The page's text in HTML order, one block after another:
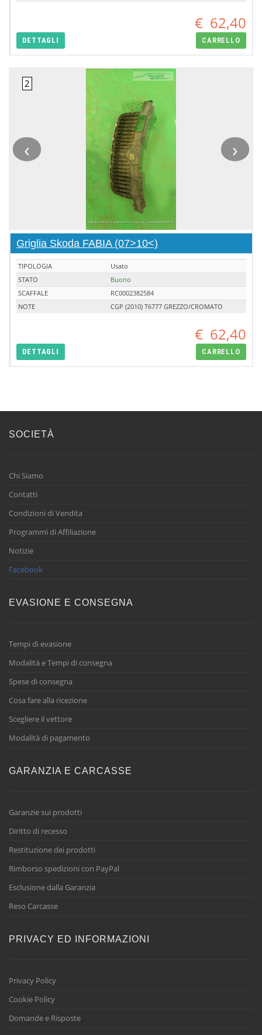
€ 62,40
DETTAGLI CARRELLO
‹ ›
Griglia Skoda FABIA (07>10<)
TIPOLOGIA
Usato
STATO
Buono
SCAFFALE
RC0002382584
NOTE
CGP (2010) T6777 GREZZO/CROMATO
€ 62,40
DETTAGLI CARRELLO
SOCIETÀ
Chi Siamo
Contatti
Condizioni di Vendita
Programmi di Affiliazione
Notizie
Facebook
EVASIONE E CONSEGNA
Tempi di evasione
Modalità e Tempi di consegna
Spese di consegna
Cosa fare alla ricezione
Scegliere il vettore
Modalità di pagamento
GARANZIA E CARCASSE
Garanzie sui prodotti
Diritto di recesso
Restituzione dei prodotti
Rimborso spedizioni con PayPal
Esclusione dalla Garanzia
Reso Carcasse
PRIVACY ED INFORMAZIONI
Privacy Policy
Cookie Policy
Domande e Risposte